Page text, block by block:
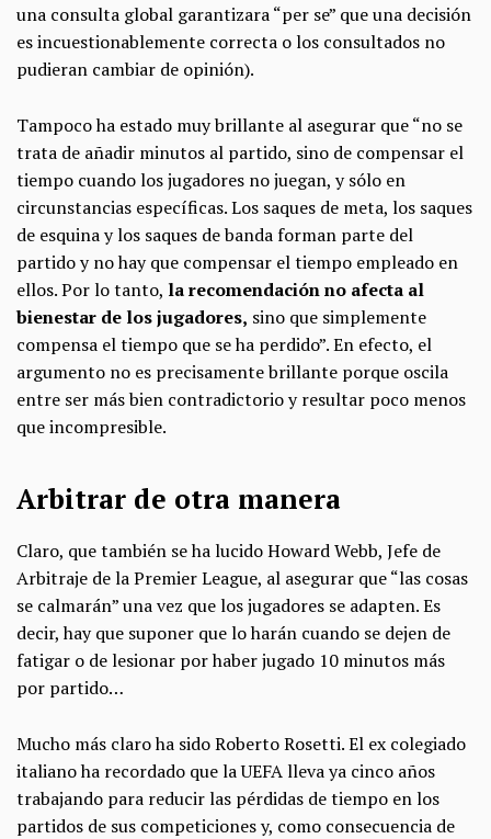
una consulta global garantizara “per se” que una decisión
es incuestionablemente correcta o los consultados no
pudieran cambiar de opinión).
Tampoco ha estado muy brillante al asegurar que “no se
trata de añadir minutos al partido, sino de compensar el
tiempo cuando los jugadores no juegan, y sólo en
circunstancias específicas. Los saques de meta, los saques
de esquina y los saques de banda forman parte del
partido y no hay que compensar el tiempo empleado en
ellos. Por lo tanto, la recomendación no afecta al
bienestar de los jugadores, sino que simplemente
compensa el tiempo que se ha perdido”. En efecto, el
argumento no es precisamente brillante porque oscila
entre ser más bien contradictorio y resultar poco menos
que incompresible.
Arbitrar de otra manera
Claro, que también se ha lucido Howard Webb, Jefe de
Arbitraje de la Premier League, al asegurar que “las cosas
se calmarán” una vez que los jugadores se adapten. Es
decir, hay que suponer que lo harán cuando se dejen de
fatigar o de lesionar por haber jugado 10 minutos más
por partido…
Mucho más claro ha sido Roberto Rosetti. El ex colegiado
italiano ha recordado que la UEFA lleva ya cinco años
trabajando para reducir las pérdidas de tiempo en los
partidos de sus competiciones y, como consecuencia de